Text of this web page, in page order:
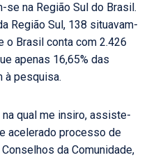
se na Região Sul do Brasil.
Região Sul, 138 situavam-
o Brasil conta com 2.426
apenas 16,65% das
à pesquisa.
qual me insiro, assiste-
acelerado processo de
da Comunidade,